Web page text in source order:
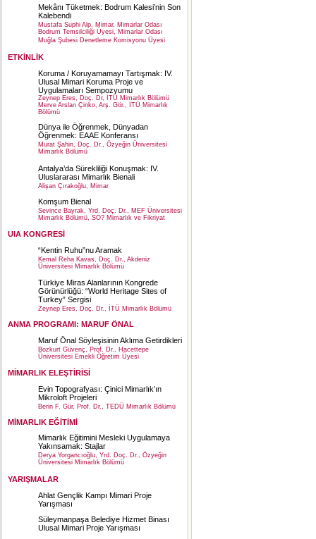
Mekânı Tüketmek: Bodrum Kalesi’nin Son
Kalebendi
Mustafa Suphi Alp, Mimar, Mimarlar Odası
Bodrum Temsilciliği Üyesi, Mimarlar Odası
Muğla Şubesi Denetleme Komisyonu Üyesi
ETKİNLİK
Koruma / Koruyamamayı Tartışmak: IV.
Ulusal Mimari Koruma Proje ve
Uygulamaları Sempozyumu
Zeynep Eres, Doç. Dr, İTÜ Mimarlık Bölümü
Merve Arslan Çinko, Arş. Gör., İTÜ Mimarlık
Bölümü
Dünya ile Öğrenmek, Dünyadan
Öğrenmek: EAAE Konferansı
Murat Şahin, Doç. Dr., Özyeğin Üniversitesi
Mimarlık Bölümü
Antalya’da Sürekliliği Konuşmak: IV.
Uluslararası Mimarlık Bienali
Alişan Çırakoğlu, Mimar
Komşum Bienal
Sevince Bayrak, Yrd. Doç. Dr., MEF Üniversitesi
Mimarlık Bölümü, SO? Mimarlık ve Fikriyat
UIA KONGRESİ
“Kentin Ruhu”nu Aramak
Kemal Reha Kavas, Doç. Dr., Akdeniz
Üniversitesi Mimarlık Bölümü
Türkiye Miras Alanlarının Kongrede
Görünürlüğü: “World Heritage Sites of
Turkey” Sergisi
Zeynep Eres, Doç. Dr., İTÜ Mimarlık Bölümü
ANMA PROGRAMI: MARUF ÖNAL
Maruf Önal Söyleşisinin Aklıma Getirdikleri
Bozkurt Güvenç, Prof. Dr., Hacettepe
Üniversitesi Emekli Öğretim Üyesi
MİMARLIK ELEŞTİRİSİ
Evin Topografyası: Çinici Mimarlık’ın
Mikroloft Projeleri
Berin F. Gür, Prof. Dr., TEDÜ Mimarlık Bölümü
MİMARLIK EĞİTİMİ
Mimarlık Eğitimini Mesleki Uygulamaya
Yakınsamak: Stajlar
Derya Yorgancıoğlu, Yrd. Doç. Dr., Özyeğin
Üniversitesi Mimarlık Bölümü
YARIŞMALAR
Ahlat Gençlik Kampı Mimari Proje
Yarışması
Süleymanpaşa Belediye Hizmet Binası
Ulusal Mimari Proje Yarışması